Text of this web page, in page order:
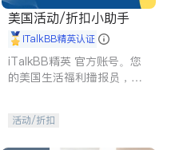
美国活动/折扣小助手
iTalkBB精英认证
iTalkBB精英 官方账号。您
的美国生活福利播报员，精
专属福利。
活动/折扣